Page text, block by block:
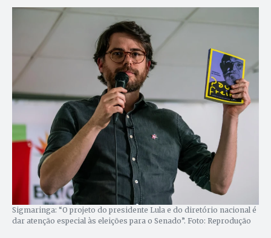
Sigmaringa: “O projeto do presidente Lula e do diretório nacional é
dar atenção especial às eleições para o Senado”. Foto: Reprodução